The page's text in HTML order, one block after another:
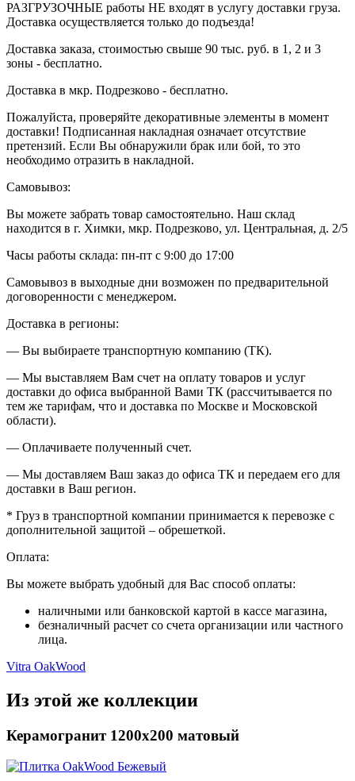
РАЗГРУЗОЧНЫЕ работы НЕ входят в услугу доставки груза.
Доставка осуществляется только до подъезда!
Доставка заказа, стоимостью свыше 90 тыс. руб. в 1, 2 и 3
зоны - бесплатно.
Доставка в мкр. Подрезково - бесплатно.
Пожалуйста, проверяйте декоративные элементы в момент
доставки! Подписанная накладная означает отсутствие
претензий. Если Вы обнаружили брак или бой, то это
необходимо отразить в накладной.
Самовывоз:
Вы можете забрать товар самостоятельно. Наш склад
находится в г. Химки, мкр. Подрезково, ул. Центральная, д. 2/5
Часы работы склада: пн-пт с 9:00 до 17:00
Самовывоз в выходные дни возможен по предварительной
договоренности с менеджером.
Доставка в регионы:
— Вы выбираете транспортную компанию (ТК).
— Мы выставляем Вам счет на оплату товаров и услуг
доставки до офиса выбранной Вами ТК (рассчитывается по
тем же тарифам, что и доставка по Москве и Московской
области).
— Оплачиваете полученный счет.
— Мы доставляем Ваш заказ до офиса ТК и передаем его для
доставки в Ваш регион.
* Груз в транспортной компании принимается к перевозке с
дополнительной защитой – обрешеткой.
Оплата:
Вы можете выбрать удобный для Вас способ оплаты:
наличными или банковской картой в кассе магазина,
безналичный расчет со счета организации или частного
лица.
Vitra OakWood
Из этой же коллекции
Керамогранит 1200х200 матовый